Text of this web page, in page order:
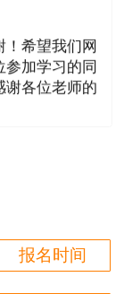
希望我们网
加学习的同
谢各位老师的
满意的结
报名时间